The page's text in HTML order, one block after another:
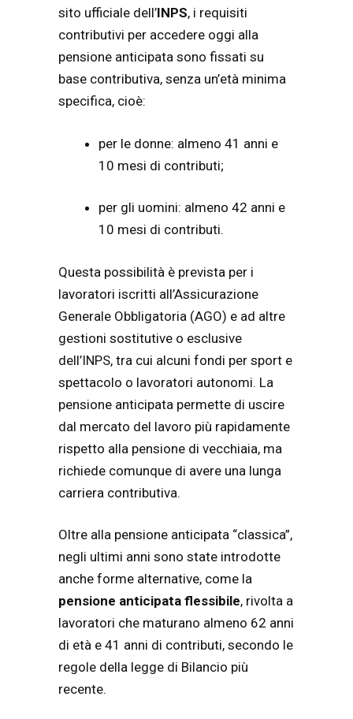
sito ufficiale dell’INPS, i requisiti
contributivi per accedere oggi alla
pensione anticipata sono fissati su
base contributiva, senza un’età minima
specifica, cioè:
per le donne: almeno 41 anni e
10 mesi di contributi;
per gli uomini: almeno 42 anni e
10 mesi di contributi.
Questa possibilità è prevista per i
lavoratori iscritti all’Assicurazione
Generale Obbligatoria (AGO) e ad altre
gestioni sostitutive o esclusive
dell’INPS, tra cui alcuni fondi per sport e
spettacolo o lavoratori autonomi. La
pensione anticipata permette di uscire
dal mercato del lavoro più rapidamente
rispetto alla pensione di vecchiaia, ma
richiede comunque di avere una lunga
carriera contributiva.
Oltre alla pensione anticipata “classica”,
negli ultimi anni sono state introdotte
anche forme alternative, come la
pensione anticipata flessibile, rivolta a
lavoratori che maturano almeno 62 anni
di età e 41 anni di contributi, secondo le
regole della legge di Bilancio più
recente.